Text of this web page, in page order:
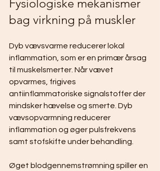
Fysiologiske mekanismer
bag virkning på muskler
Dyb vævsvarme reducerer lokal
inflammation, som er en primær årsag
til muskelsmerter. Når vævet
opvarmes, frigives
antiinflammatoriske signalstoffer der
mindsker hævelse og smerte. Dyb
vævsopvarmning reducerer
inflammation og øger pulsfrekvens
samt stofskifte under behandling.
Øget blodgennemstrømning spiller en